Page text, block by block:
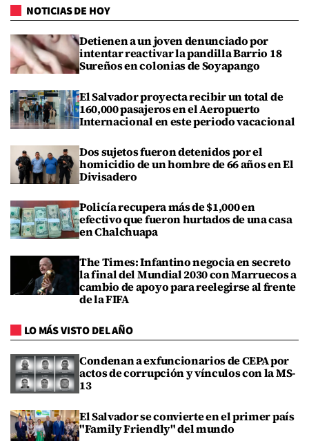
NOTICIAS DE HOY
Detienen a un joven denunciado por
intentar reactivar la pandilla Barrio 18
Sureños en colonias de Soyapango
El Salvador proyecta recibir un total de
160,000 pasajeros en el Aeropuerto
Internacional en este periodo vacacional
Dos sujetos fueron detenidos por el
homicidio de un hombre de 66 años en El
Divisadero
Policía recupera más de $1,000 en
efectivo que fueron hurtados de una casa
en Chalchuapa
The Times: Infantino negocia en secreto
la final del Mundial 2030 con Marruecos a
cambio de apoyo para reelegirse al frente
de la FIFA
LO MÁS VISTO DEL AÑO
Condenan a exfuncionarios de CEPA por
actos de corrupción y vínculos con la MS-
13
El Salvador se convierte en el primer país
"Family Friendly" del mundo